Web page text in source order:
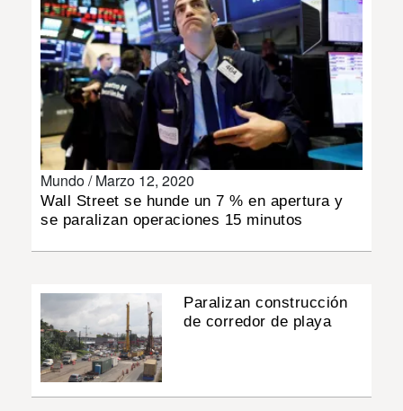
IMPRESO
Mundo /Marzo 12, 2020
Wall Street se hunde un 7 % en apertura y
se paralizan operaciones 15 minutos
Paralizan construcción
de corredor de playa